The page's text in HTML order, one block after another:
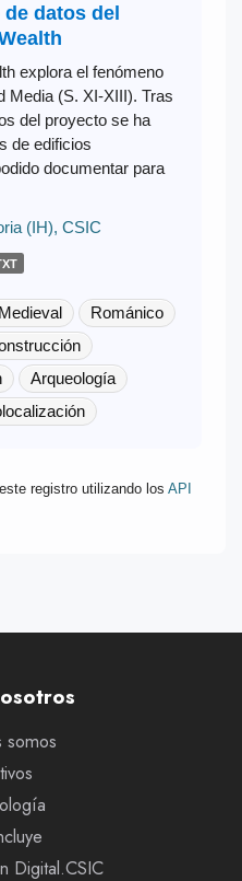
datos del
explora el fenómeno
Media (S. XI-XIII). Tras
del proyecto se ha
de edificios
documentar para
(IH), CSIC
Románico
Arqueología
registro utilizando los API
somos
Digital.CSIC